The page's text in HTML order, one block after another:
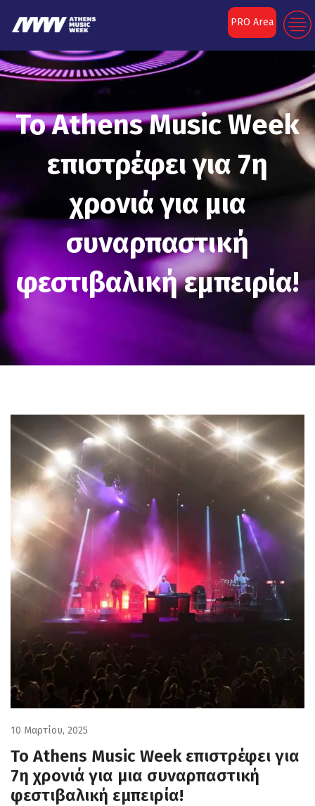
PRO Area
Το Athens Music Week
επιστρέφει για 7η
χρονιά για μια
συναρπαστική
φεστιβαλική εμπειρία!
10 Μαρτίου, 2025
Το Athens Music Week επιστρέφει για
7η χρονιά για μια συναρπαστική
φεστιβαλική εμπειρία!